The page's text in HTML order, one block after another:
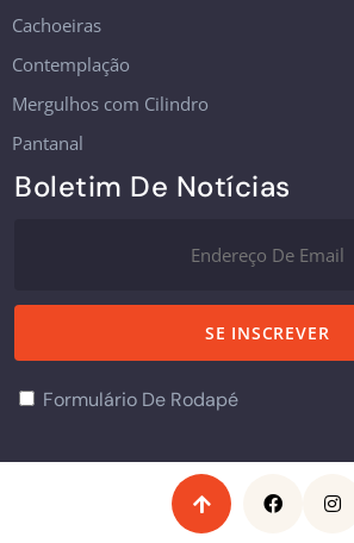
Cachoeiras
Contemplação
Mergulhos com Cilindro
Pantanal
Boletim De Notícias
Formulário De Rodapé